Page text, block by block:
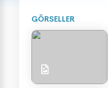
GÖRSELLER